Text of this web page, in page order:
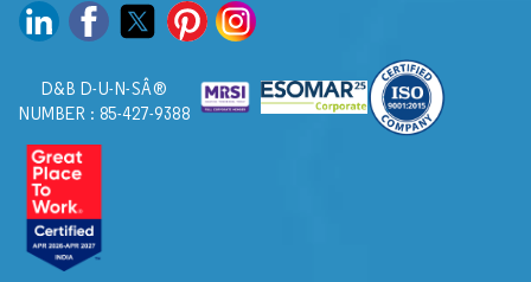
D&B D-U-N-SÂ®
NUMBER : 85-427-9388